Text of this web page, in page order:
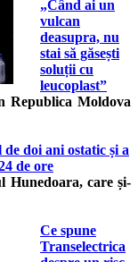
„Când ai un
vulcan
deasupra, nu
stai să găsești
soluții cu
leucoplast”
Republica Moldova
doi ani ostatic și a
de ore
Hunedoara, care și-
Ce spune
Transelectrica